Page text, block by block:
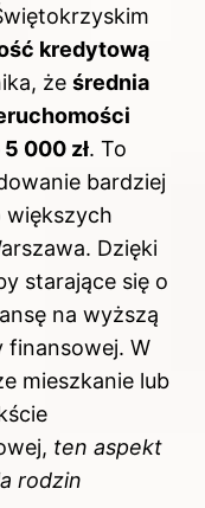
kredytową
że średnia
000 zł. To
bardziej
większych
Dzięki
starające się o
na wyższą
finansowej. W
mieszkanie lub
ten aspekt
rodzin